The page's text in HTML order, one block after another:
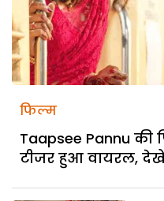
फिल्म
Taapsee Pannu की
टीजर हुआ वायरल,